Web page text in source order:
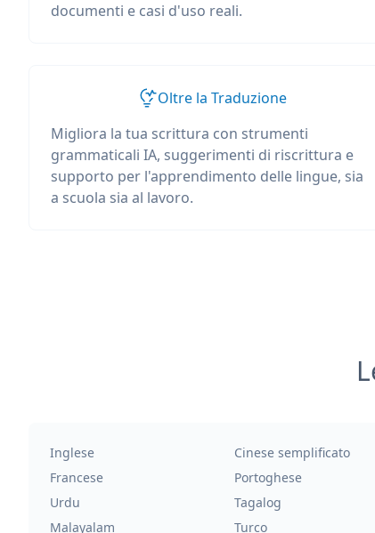
documenti e casi d'uso reali.
Oltre la Traduzione
Migliora la tua scrittura con strumenti
grammaticali IA, suggerimenti di riscrittura e
supporto per l'apprendimento delle lingue, sia
a scuola sia al lavoro.
Inglese Cinese semplificato
Francese
Portoghese
Urdu
Tagalog
Malayalam
Turco